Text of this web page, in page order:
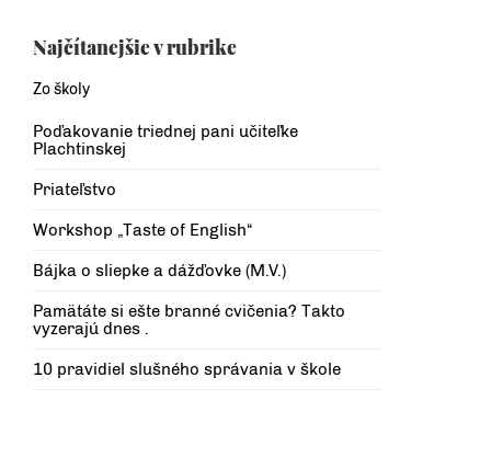
Najčítanejšie v rubrike
Zo školy
Poďakovanie triednej pani učiteľke
Plachtinskej
Priateľstvo
Workshop „Taste of English“
Bájka o sliepke a dážďovke (M.V.)
Pamätáte si ešte branné cvičenia? Takto
vyzerajú dnes .
10 pravidiel slušného správania v škole